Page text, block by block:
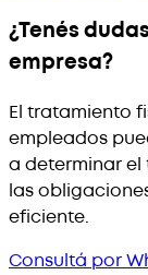
¿Tenés
empresa?
El tratamiento
empleados
a determinar
las
eficiente.
Consultá por